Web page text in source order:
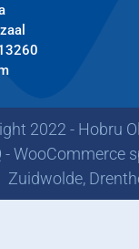
2022 - Hobru
- WooCommerce
Zuidwolde,